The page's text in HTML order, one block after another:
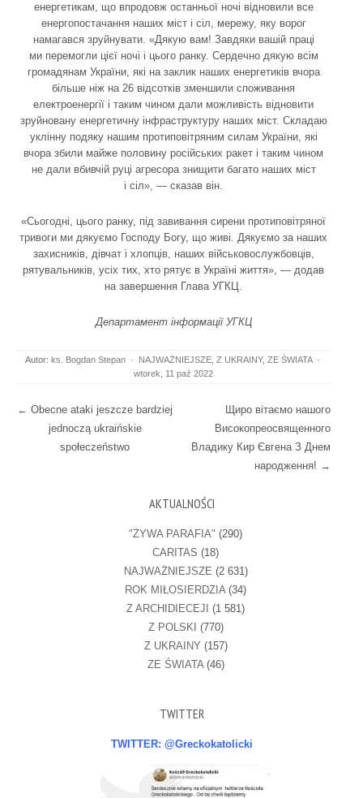
енергетикам, що впродовж останньої ночі відновили все
енергопостачання наших міст і сіл, мережу, яку ворог
намагався зруйнувати. «Дякую вам! Завдяки вашій праці
ми перемогли цієї ночі і цього ранку. Сердечно дякую всім
громадянам України, які на заклик наших енергетиків вчора
більше ніж на 26 відсотків зменшили споживання
електроенергії і таким чином дали можливість відновити
зруйновану енергетичну інфраструктуру наших міст. Складаю
уклінну подяку нашим протиповітряним силам України, які
вчора збили майже половину російських ракет і таким чином
не дали вбивчій руці агресора знищити багато наших міст
і сіл», — сказав він.
«Сьогодні, цього ранку, під завивання сирени протиповітряної
тривоги ми дякуємо Господу Богу, що живі. Дякуємо за наших
захисників, дівчат і хлопців, наших військовослужбовців,
рятувальників, усіх тих, хто рятує в Україні життя», — додав
на завершення Глава УГКЦ.
Департамент інформації УГКЦ
Autor: ks. Bogdan Stepan · NAJWAŻNIEJSZE, Z UKRAINY, ZE ŚWIATA
·
wtorek, 11 paź 2022
Post navigation
← Obecne ataki jeszcze bardziej
jednoczą ukraińskie
społeczeństwo
Щиро вітаємо нашого
Високопреосвященного
Владику Кир Євгена З Днем
народження! →
AKTUALNOŚCI
"ŻYWA PARAFIA" (290)
CARITAS (18)
NAJWAŻNIEJSZE (2 631)
ROK MIŁOSIERDZIA(34)
Z ARCHIDIECEJI (1 581)
Z POLSKI (770)
Z UKRAINY (157)
ZE ŚWIATA(46)
TWITTER
TWITTER: @Greckokatolicki